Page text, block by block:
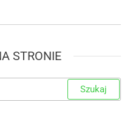
STRONIE